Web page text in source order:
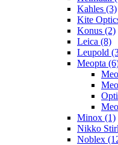
Kahles (3)
Kite
Konus (2)
Leica (8)
Leupold
Meopta
Minox (1)
Nikko
Noblex